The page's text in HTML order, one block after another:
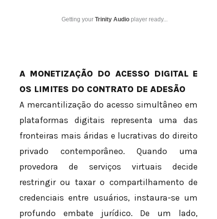
Getting your Trinity Audio player ready...
A MONETIZAÇÃO DO ACESSO DIGITAL E
OS LIMITES DO CONTRATO DE ADESÃO
A mercantilização do acesso simultâneo em
plataformas digitais representa uma das
fronteiras mais áridas e lucrativas do direito
privado contemporâneo. Quando uma
provedora de serviços virtuais decide
restringir ou taxar o compartilhamento de
credenciais entre usuários, instaura-se um
profundo embate jurídico. De um lado,